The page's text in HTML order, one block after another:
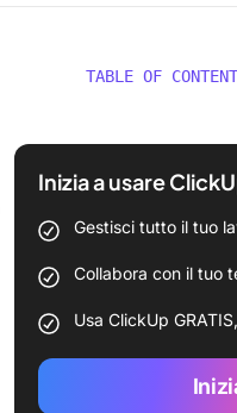
TABLE OF
Inizia a usare
Gestisci tutto il tuo
Collabora con il tuo
Usa ClickUp